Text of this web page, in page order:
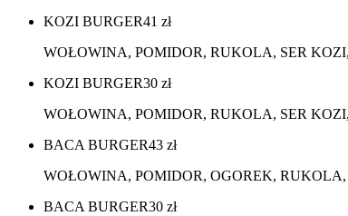
KOZI BURGER41 zł
WOŁOWINA, POMIDOR, RUKOLA, SER
KOZI BURGER30 zł
WOŁOWINA, POMIDOR, RUKOLA, SER
BACA BURGER43 zł
WOŁOWINA, POMIDOR, OGOREK,
BACA BURGER30 zł